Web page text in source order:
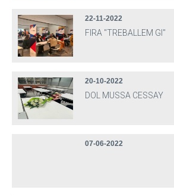
22-11-2022
FIRA "TREBALLEM GI"
20-10-2022
DOL MUSSA CESSAY
07-06-2022